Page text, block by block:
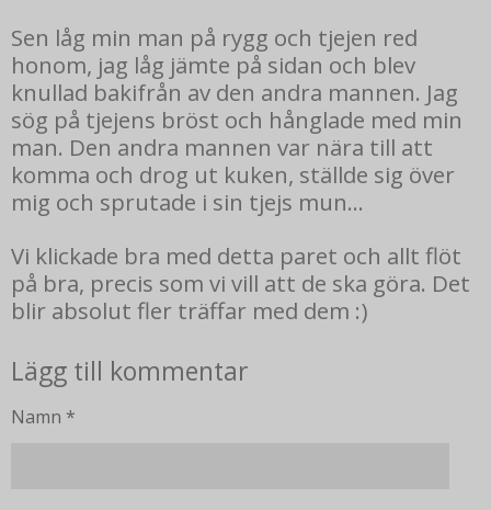
Sen låg min man på rygg och tjejen red
honom, jag låg jämte på sidan och blev
knullad bakifrån av den andra mannen. Jag
sög på tjejens bröst och hånglade med min
man. Den andra mannen var nära till att
komma och drog ut kuken, ställde sig över
mig och sprutade i sin tjejs mun...
Vi klickade bra med detta paret och allt flöt
på bra, precis som vi vill att de ska göra. Det
blir absolut fler träffar med dem :)
Lägg till kommentar
Namn *